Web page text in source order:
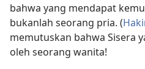
bahwa yang mendapat
bukanlah seorang pria. (
memutuskan bahwa Sisera
oleh seorang wanita!